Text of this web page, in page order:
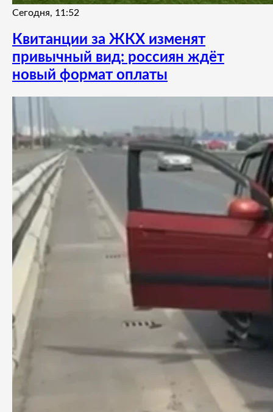
Сегодня, 11:52
Квитанции за ЖКХ изменят
привычный вид: россиян ждёт
новый формат оплаты